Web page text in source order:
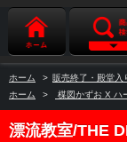
ホーム > 販売終了・殿堂入
ホーム
> 楳図かずお X ハ
漂流教室/THE